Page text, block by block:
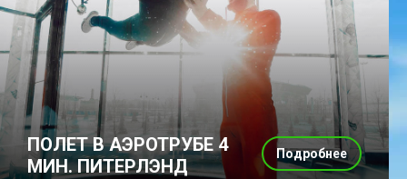
ПОЛЕТ В АЭРОТРУБЕ 4
МИН. ПИТЕРЛЭНД
Подробнее